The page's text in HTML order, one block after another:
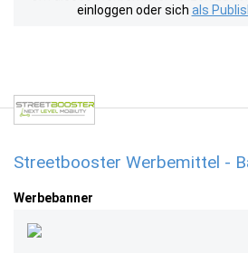
einloggen oder sich als
Streetbooster Werbemittel -
Werbebanner